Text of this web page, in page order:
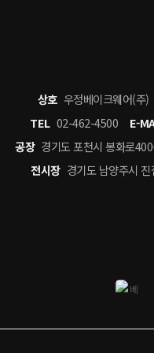
상호 우정베이크웨어(주)
TEL 02-462-4500 E-
공장 경기도 포천시 봉화로
전시장 경기도 남양주시